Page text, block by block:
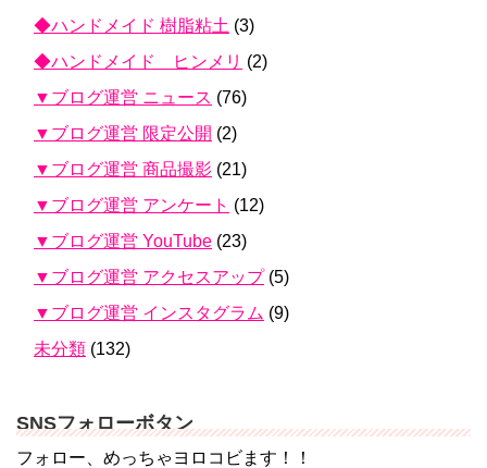
◆ハンドメイド 樹脂粘土 (3)
◆ハンドメイド ヒンメリ (2)
▼ブログ運営 ニュース (76)
▼ブログ運営 限定公開 (2)
▼ブログ運営 商品撮影 (21)
▼ブログ運営 アンケート (12)
▼ブログ運営 YouTube (23)
▼ブログ運営 アクセスアップ(5)
▼ブログ運営 インスタグラム (9)
未分類 (132)
SNSフォローボタン
フォロー、めっちゃヨロコビます！！